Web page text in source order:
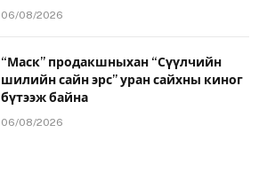
06/08/2026
“Маск” продакшныхан “Сүүлчийн
шилийн сайн эрс” уран сайхны киног
бүтээж байна
06/08/2026